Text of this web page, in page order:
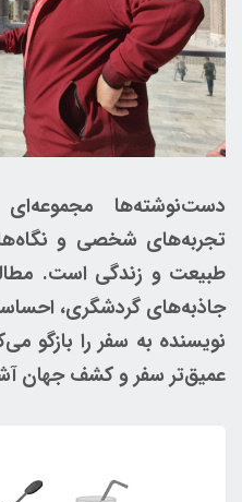
دست‌نوشته‌ها مجموعه‌ای
تجربه‌های شخصی و
طبیعت و زندگی است.
جاذبه‌های گردشگری،
نویسنده به سفر را بازگو
عمیق‌تر سفر و کشف جهان